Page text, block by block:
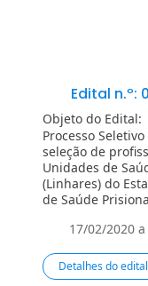
Edital n.º:
Objeto do Edital:
Processo
seleção de
Unidades de
(Linhares) do
de Saúde
17/02/2020
Detalhes do edital